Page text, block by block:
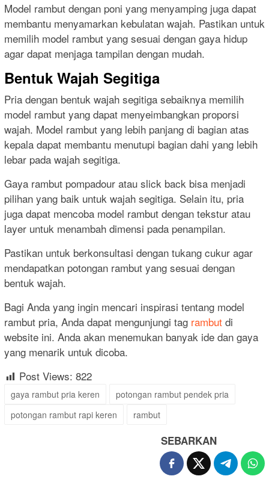
Model rambut dengan poni yang menyamping juga dapat
membantu menyamarkan kebulatan wajah. Pastikan untuk
memilih model rambut yang sesuai dengan gaya hidup
agar dapat menjaga tampilan dengan mudah.
Bentuk Wajah Segitiga
Pria dengan bentuk wajah segitiga sebaiknya memilih
model rambut yang dapat menyeimbangkan proporsi
wajah. Model rambut yang lebih panjang di bagian atas
kepala dapat membantu menutupi bagian dahi yang lebih
lebar pada wajah segitiga.
Gaya rambut pompadour atau slick back bisa menjadi
pilihan yang baik untuk wajah segitiga. Selain itu, pria
juga dapat mencoba model rambut dengan tekstur atau
layer untuk menambah dimensi pada penampilan.
Pastikan untuk berkonsultasi dengan tukang cukur agar
mendapatkan potongan rambut yang sesuai dengan
bentuk wajah.
Bagi Anda yang ingin mencari inspirasi tentang model
rambut pria, Anda dapat mengunjungi tag rambut di
website ini. Anda akan menemukan banyak ide dan gaya
yang menarik untuk dicoba.
Post Views: 822
gaya rambut pria keren
potongan rambut pendek pria
potongan rambut rapi keren
rambut
SEBARKAN